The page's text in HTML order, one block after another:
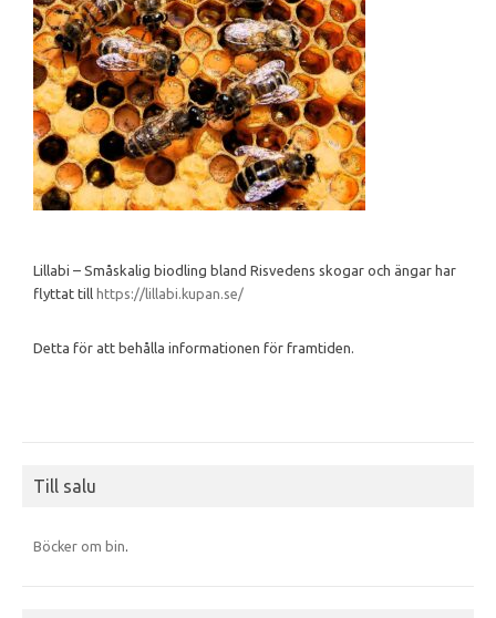
Lillabi – Småskalig biodling bland Risvedens skogar och ängar har
flyttat till https://lillabi.kupan.se/
Detta för att behålla informationen för framtiden.
Till salu
Böcker om bin.